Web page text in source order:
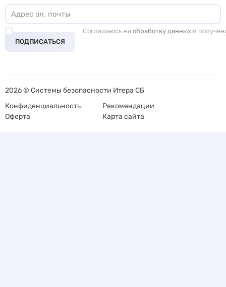
ПОДПИСАТЬСЯ
Соглашаюсь на обработку данных и
2026 © Системы безопасности Итера СБ
Конфиденциальность
Рекомендации
Оферта
Карта сайта